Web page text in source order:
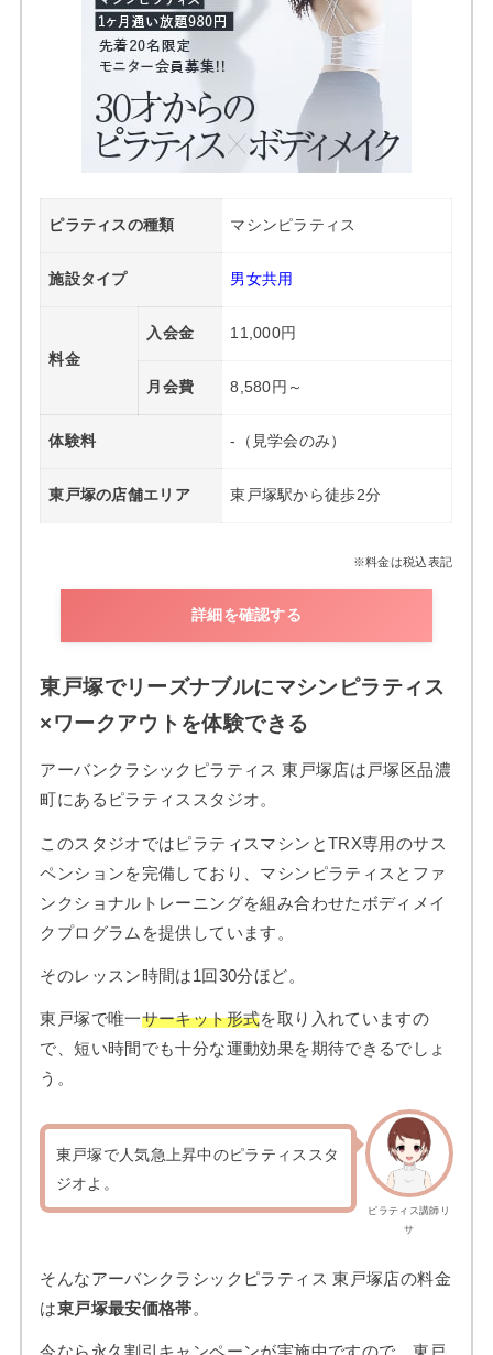
ピラティスの種類 マシンピラティス
施設タイプ 男女共用
料金
入会金 11,000円
月会費 8,580円～
体験料 -（見学会のみ）
東戸塚の店舗エリア 東戸塚駅から徒歩2分
※料金は税込表記
詳細を確認する
東戸塚でリーズナブルにマシンピラティス
×ワークアウトを体験できる
アーバンクラシックピラティス 東戸塚店は戸塚区品濃
町にあるピラティススタジオ。
このスタジオではピラティスマシンとTRX専用のサス
ペンションを完備しており、マシンピラティスとファ
ンクショナルトレーニングを組み合わせたボディメイ
クプログラムを提供しています。
そのレッスン時間は1回30分ほど。
東戸塚で唯一サーキット形式を取り入れていますの
で、短い時間でも十分な運動効果を期待できるでしょ
う。
ピラティス講師リ
サ
東戸塚で人気急上昇中のピラティススタ
ジオよ。
そんなアーバンクラシックピラティス 東戸塚店の料金
は東戸塚最安価格帯。